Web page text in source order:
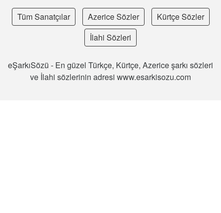
Tüm Sanatçılar Azerice Sözler
Kürtçe Sözler
İlahi Sözleri
eŞarkıSözü - En güzel Türkçe, Kürtçe, Azerice şarkı sözleri
ve İlahi sözlerinin adresi www.esarkisozu.com